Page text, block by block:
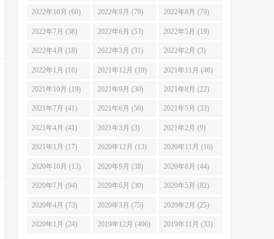
2022年10月 (60) 2022年9月 (79) 2022年8月 (70)
2022年7月 (38) 2022年6月 (53) 2022年5月 (19)
2022年4月 (18) 2022年3月 (31) 2022年2月 (3)
2022年1月 (16) 2021年12月 (19) 2021年11月 (46)
2021年10月 (19) 2021年9月 (30) 2021年8月 (22)
2021年7月 (41) 2021年6月 (56) 2021年5月 (33)
2021年4月 (41) 2021年3月 (3) 2021年2月 (9)
2021年1月 (17) 2020年12月 (13) 2020年11月 (16)
2020年10月 (13) 2020年9月 (38) 2020年8月 (44)
2020年7月 (94) 2020年6月 (30) 2020年5月 (82)
2020年4月 (73) 2020年3月 (75) 2020年2月 (25)
2020年1月 (24) 2019年12月 (406) 2019年11月 (33)